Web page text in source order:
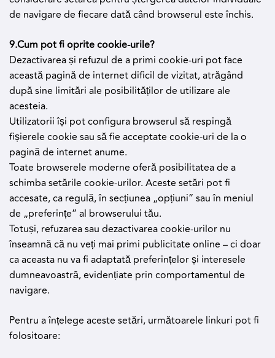
de navigare de fiecare dată când browserul este închis.
9.Cum pot fi oprite cookie-urile?
Dezactivarea și refuzul de a primi cookie-uri pot face
această pagină de internet dificil de vizitat, atrăgând
după sine limitări ale posibilităților de utilizare ale
acesteia.
Utilizatorii își pot configura browserul să respingă
fișierele cookie sau să fie acceptate cookie-uri de la o
pagină de internet anume.
Toate browserele moderne oferă posibilitatea de a
schimba setările cookie-urilor. Aceste setări pot fi
accesate, ca regulă, în secțiunea „opțiuni” sau în meniul
de „preferințe” al browserului tău.
Totuși, refuzarea sau dezactivarea cookie-urilor nu
înseamnă că nu veți mai primi publicitate online – ci doar
ca aceasta nu va fi adaptată preferințelor și interesele
dumneavoastră, evidențiate prin comportamentul de
navigare.
Pentru a înțelege aceste setări, următoarele linkuri pot fi
folositoare: